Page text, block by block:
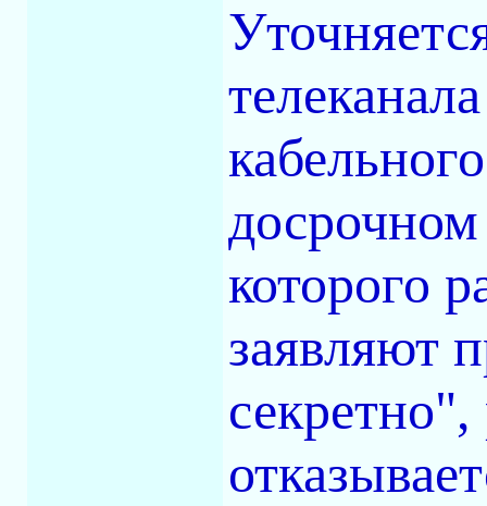
которого
заявляют